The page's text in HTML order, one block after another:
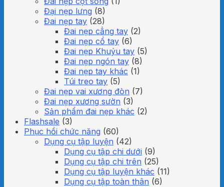
Đại nẹp lưng (8)
Đai nẹp tay (28)
Đai nẹp cẳng tay (2)
Đai nẹp cổ tay (6)
Đai nẹp Khuỷu tay (5)
Đai nẹp ngón tay (8)
Đai nẹp tay khác (1)
Túi treo tay (5)
Đai nẹp vai xương đòn (7)
Đai nẹp xương sườn (3)
Sản phẩm đai nẹp khác (2)
Flashsale (3)
Phục hồi chức năng (60)
Dụng cụ tập luyện (42)
Dụng cụ tập chi dưới (9)
Dụng cụ tập chi trên (25)
Dụng cụ tập luyện khác (11)
Dụng cụ tập toàn thân (6)